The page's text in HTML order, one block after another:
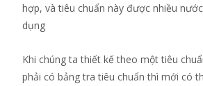
hợp, và tiêu chuẩn này được nhiều
dụng
Khi chúng ta thiết kế theo một tiêu
phải có bảng tra tiêu chuẩn thì mới có